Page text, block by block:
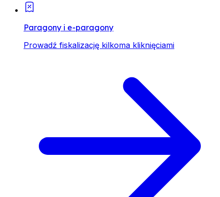
Paragony i e-paragony
Prowadź fiskalizację kilkoma kliknięciami